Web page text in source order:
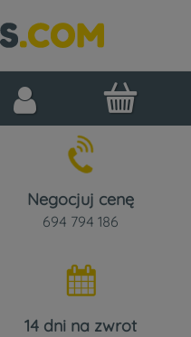
Negocjuj cenę
694 794 186
14 dni na zwrot